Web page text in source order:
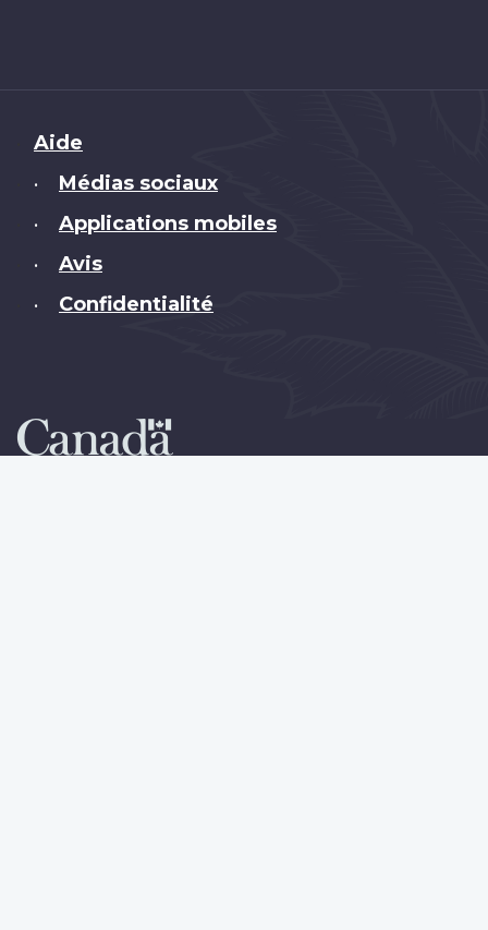
Brand
Aide
• Médias sociaux
• Applications mobiles
• Avis
• Confidentialité